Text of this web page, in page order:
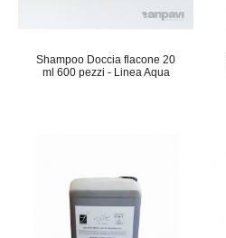
Shampoo Doccia flacone 20
ml 600 pezzi - Linea Aqua